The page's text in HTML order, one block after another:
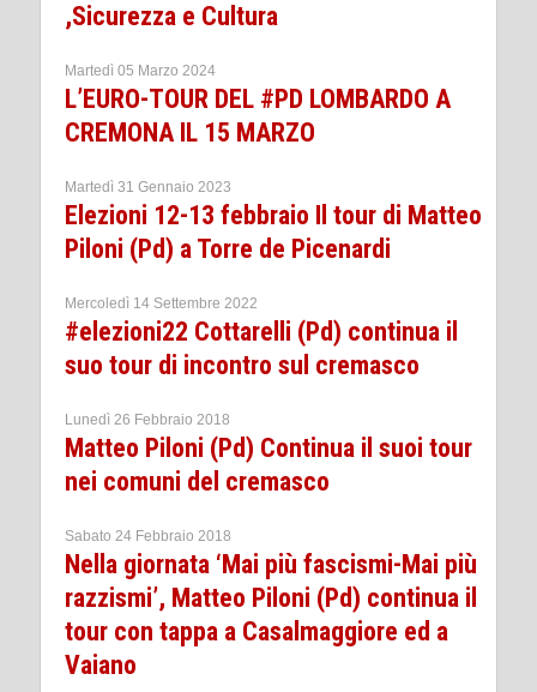
,Sicurezza e Cultura
Martedì 05 Marzo 2024
L’EURO-TOUR DEL #PD LOMBARDO A
CREMONA IL 15 MARZO
Martedì 31 Gennaio 2023
Elezioni 12-13 febbraio Il tour di Matteo
Piloni (Pd) a Torre de Picenardi
Mercoledì 14 Settembre 2022
#elezioni22 Cottarelli (Pd) continua il
suo tour di incontro sul cremasco
Lunedì 26 Febbraio 2018
Matteo Piloni (Pd) Continua il suoi tour
nei comuni del cremasco
Sabato 24 Febbraio 2018
Nella giornata ‘Mai più fascismi-Mai più
razzismi’, Matteo Piloni (Pd) continua il
tour con tappa a Casalmaggiore ed a
Vaiano